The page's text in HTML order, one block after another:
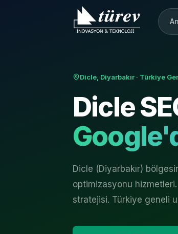
Dicle, Diyarbakır · Türkiye
Dicle
Dicle (Diyarbakır)
optimizasyonu
stratejisi. Türkiye geneli